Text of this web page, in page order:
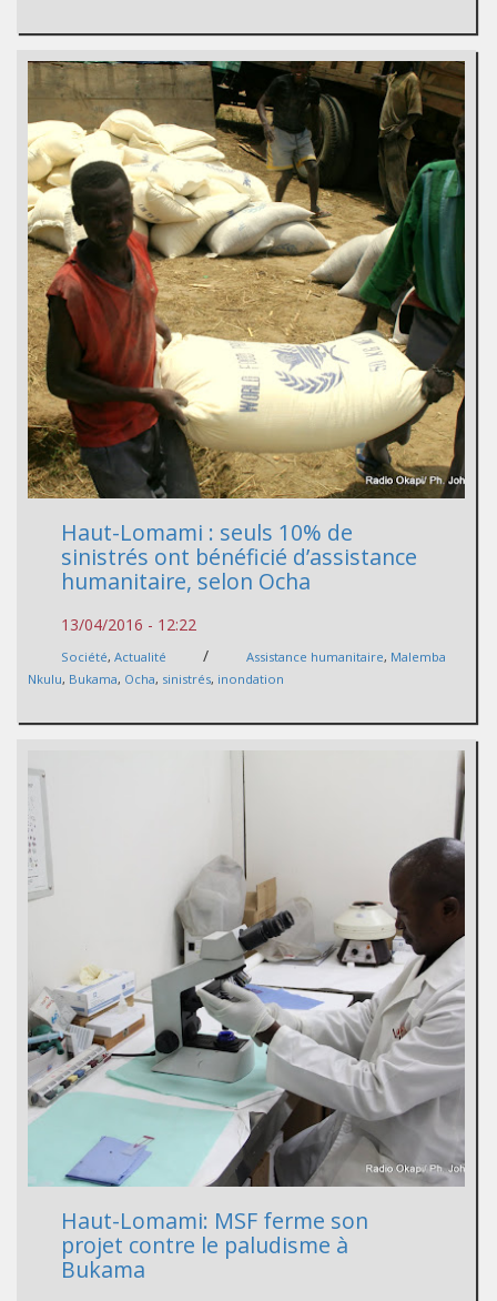
Haut-Lomami : seuls 10% de
sinistrés ont bénéficié d’assistance
humanitaire, selon Ocha
13/04/2016 - 12:22
Société, Actualité / Assistance humanitaire, Malemba
Nkulu, Bukama, Ocha, sinistrés, inondation
Haut-Lomami: MSF ferme son
projet contre le paludisme à
Bukama